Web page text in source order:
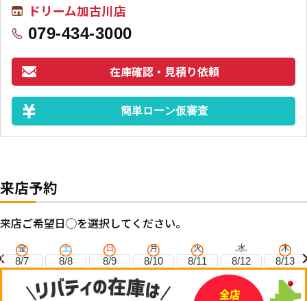
ドリーム加古川店
079-434-3000
在庫確認・見積り依頼
簡単ローン仮審査
来店予約
来店ご希望日◯を選択してください。
金
8/7
土
8/8
日
8/9
月
8/10
火
8/11
水
8/12
木
8/13